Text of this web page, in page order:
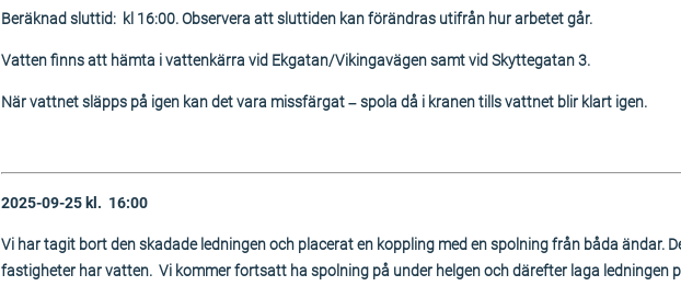
Beräknad sluttid: kl 16:00. Observera att sluttiden kan förändras utifrån hur arbetet går.
Vatten finns att hämta i vattenkärra vid Ekgatan/Vikingavägen samt vid Skyttegatan 3.
När vattnet släpps på igen kan det vara missfärgat – spola då i kranen tills vattnet blir klart igen.
2025-09-25 kl. 16:00
Vi har tagit bort den skadade ledningen och placerat en koppling med en spolning från båda ändar.
fastigheter har vatten. Vi kommer fortsatt ha spolning på under helgen och därefter laga ledningen